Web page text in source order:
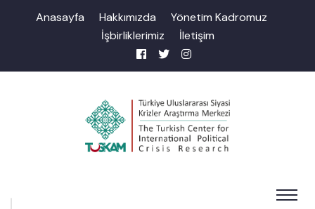
Anasayfa Hakkımızda
Yönetim Kadromuz
İşbirliklerimiz
İletişim